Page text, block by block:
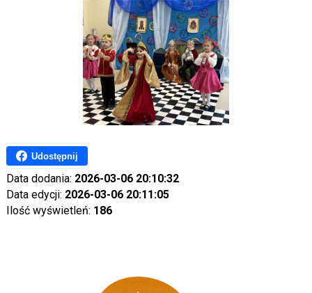
Udostępnij
Data dodania: 2026-03-06 20:10:32
Data edycji: 2026-03-06 20:11:05
Ilość wyświetleń: 186